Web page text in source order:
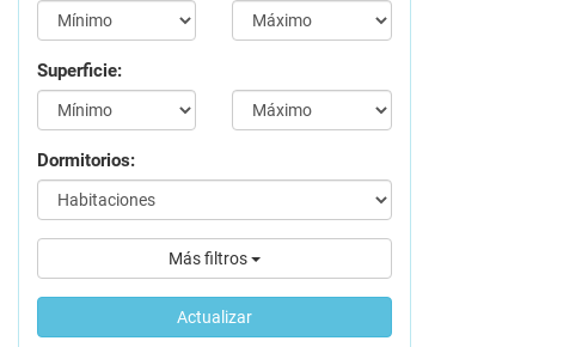
Superficie:
Dormitorios:
Más filtros
Actualizar